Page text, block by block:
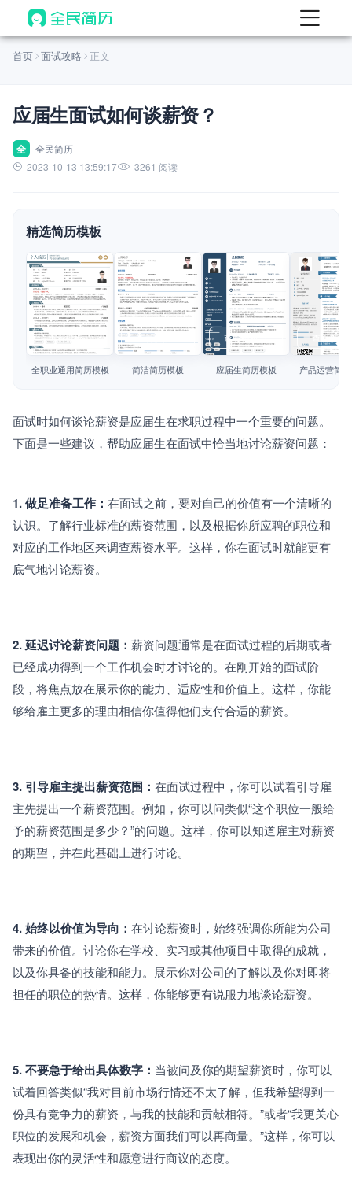
首页
AI 生成简历
AI 优化简历
AI 翻译简历
AI 模拟面试
面试自我介绍
AI 职场工具 New
简历模板
简历教程
首页 面试攻略 正文
应届生面试如何谈薪资？
全
全民简历
2023-10-13 13:59:17
3261 阅读
精选简历模板
查看模板
全职业通用简历模板
查看模板
简洁简历模板
查看模板
应届生简历模板
查看模板
产品运营简
面试时如何谈论薪资是应届生在求职过程中一个重要的问题。
下面是一些建议，帮助应届生在面试中恰当地讨论薪资问题：
1. 做足准备工作： 在面试之前，要对自己的价值有一个清晰的
认识。了解行业标准的薪资范围，以及根据你所应聘的职位和
对应的工作地区来调查薪资水平。这样，你在面试时就能更有
底气地讨论薪资。
2. 延迟讨论薪资问题： 薪资问题通常是在面试过程的后期或者
已经成功得到一个工作机会时才讨论的。在刚开始的面试阶
段，将焦点放在展示你的能力、适应性和价值上。这样，你能
够给雇主更多的理由相信你值得他们支付合适的薪资。
3. 引导雇主提出薪资范围： 在面试过程中，你可以试着引导雇
主先提出一个薪资范围。例如，你可以问类似“这个职位一般给
予的薪资范围是多少？”的问题。这样，你可以知道雇主对薪资
的期望，并在此基础上进行讨论。
4. 始终以价值为导向： 在讨论薪资时，始终强调你所能为公司
带来的价值。讨论你在学校、实习或其他项目中取得的成就，
以及你具备的技能和能力。展示你对公司的了解以及你对即将
担任的职位的热情。这样，你能够更有说服力地谈论薪资。
5. 不要急于给出具体数字： 当被问及你的期望薪资时，你可以
试着回答类似“我对目前市场行情还不太了解，但我希望得到一
份具有竞争力的薪资，与我的技能和贡献相符。”或者“我更关心
职位的发展和机会，薪资方面我们可以再商量。”这样，你可以
表现出你的灵活性和愿意进行商议的态度。